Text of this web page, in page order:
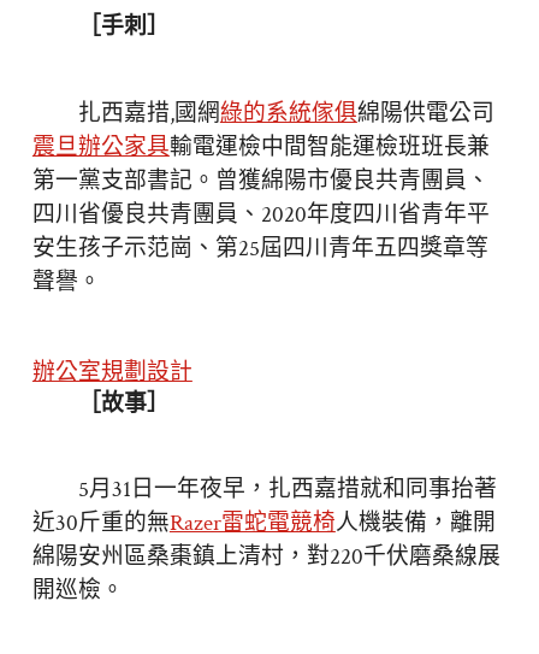
［手刺］
扎西嘉措,國網綠的系統傢俱綿陽供電公司
震旦辦公家具輸電運檢中間智能運檢班班長兼
第一黨支部書記。曾獲綿陽市優良共青團員、
四川省優良共青團員、2020年度四川省青年平
安生孩子示范崗、第25屆四川青年五四獎章等
聲譽。
辦公室規劃設計
［故事］
5月31日一年夜早，扎西嘉措就和同事抬著
近30斤重的無Razer雷蛇電競椅人機裝備，離開
綿陽安州區桑棗鎮上清村，對220千伏磨桑線展
開巡檢。